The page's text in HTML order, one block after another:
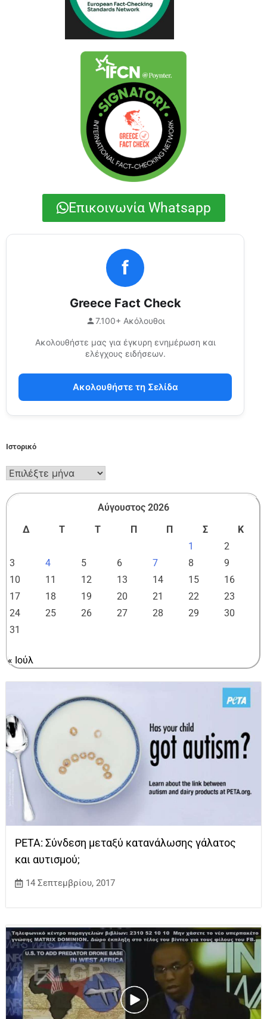
Επικοινωνία Whatsapp
f
Greece Fact Check
7.100+ Ακόλουθοι
Ακολουθήστε μας για έγκυρη ενημέρωση και
ελέγχους ειδήσεων.
Ακολουθήστε τη Σελίδα
Ιστορικό
Αύγουστος 2026
Δ
Τ Τ Π Π Σ
Κ
1
2
3
4 5 6 7 8
9
10
11 12 13 14 15
16
17
18 19 20 21 22
23
24
25 26 27 28 29
30
31
« Ιούλ
PETA: Σύνδεση μεταξύ κατανάλωσης γάλατος
και αυτισμού;
14 Σεπτεμβρίου, 2017